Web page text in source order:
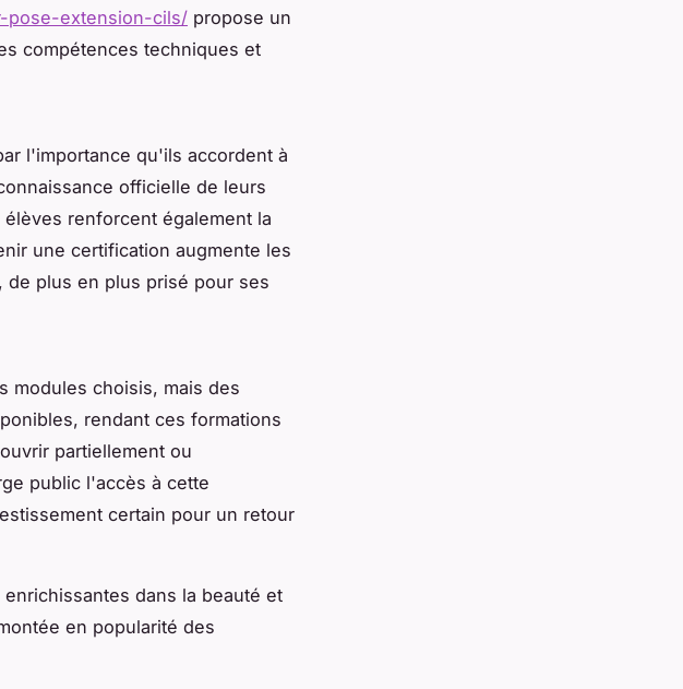
pose-extension-cils/ propose un
compétences techniques et
l'importance qu'ils accordent à
officielle de leurs
renforcent également la
une certification augmente les
plus en plus prisé pour ses
modules choisis, mais des
rendant ces formations
partiellement ou
public l'accès à cette
certain pour un retour
dans la beauté et
en popularité des